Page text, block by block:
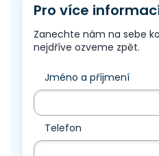
Pro více
Zanechte nám na sebe
nejdříve ozveme zpět.
Jméno a příjmení
Telefon